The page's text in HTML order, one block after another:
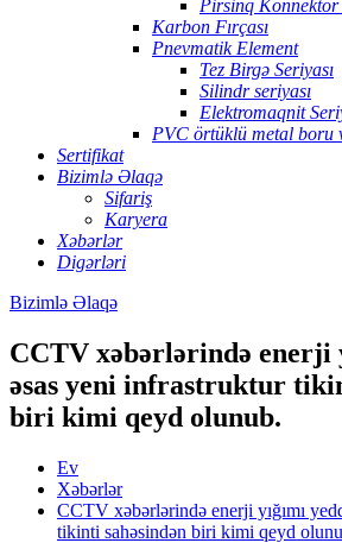
Pirsinq Konnektor
Karbon Fırçası
Pnevmatik Element
Tez Birgə Seriyası
Silindr seriyası
Elektromaqnit
PVC örtüklü metal boru
Sertifikat
Bizimlə Əlaqə
Sifariş
Karyera
Xəbərlər
Digərləri
Bizimlə Əlaqə
CCTV xəbərlərində enerji
əsas yeni infrastruktur
biri kimi qeyd olunub.
Ev
Xəbərlər
CCTV xəbərlərində enerji yığımı
tikinti sahəsindən biri kimi qeyd